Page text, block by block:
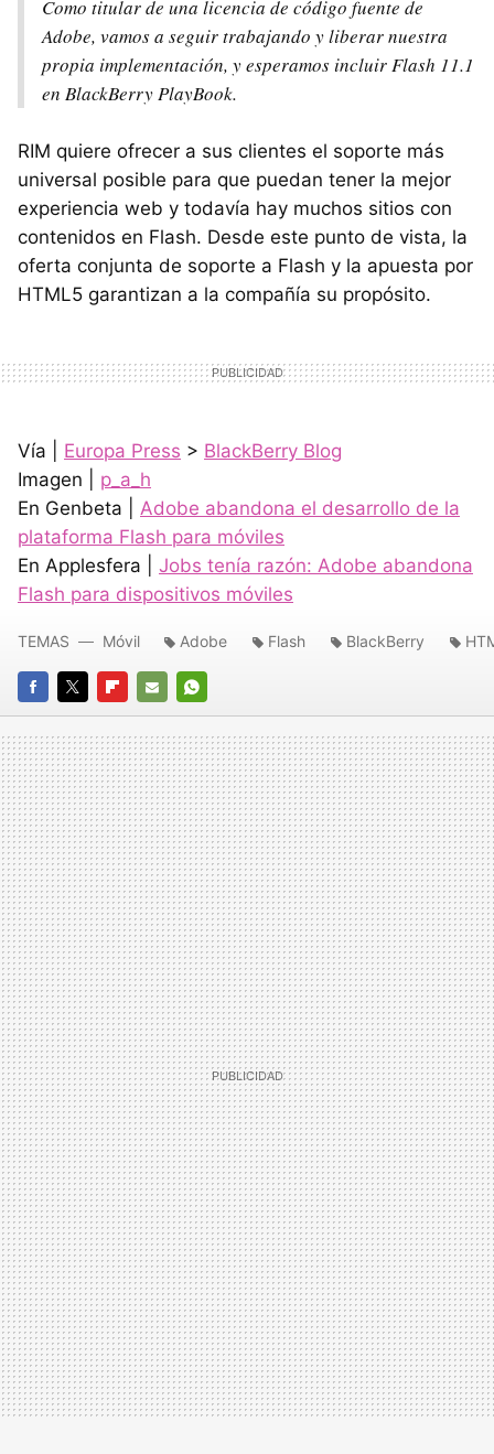
Como titular de una licencia de código fuente de
Adobe, vamos a seguir trabajando y liberar nuestra
propia implementación, y esperamos incluir Flash 11.1
en BlackBerry PlayBook.
RIM quiere ofrecer a sus clientes el soporte más
universal posible para que puedan tener la mejor
experiencia web y todavía hay muchos sitios con
contenidos en Flash. Desde este punto de vista, la
oferta conjunta de soporte a Flash y la apuesta por
HTML5 garantizan a la compañía su propósito.
Vía | Europa Press > BlackBerry Blog
Imagen | p_a_h
En Genbeta | Adobe abandona el desarrollo de la
plataforma Flash para móviles
En Applesfera | Jobs tenía razón: Adobe abandona
Flash para dispositivos móviles
FACEBOOK
TWITTERFLIPBOARD
E-
MAIL
WHATSAPP
TEMAS Móvil Adobe Flash BlackBerry